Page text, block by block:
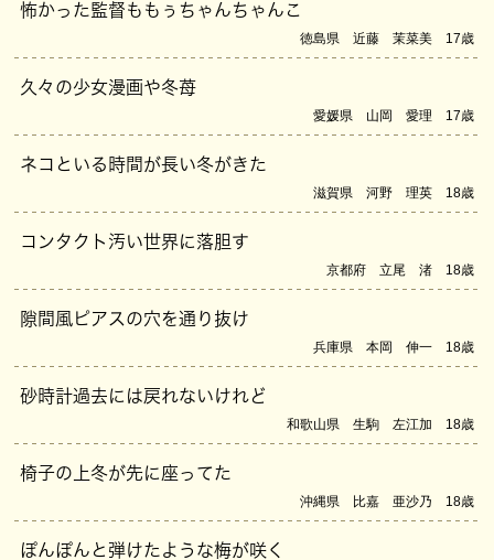
怖かった監督ももぅちゃんちゃんこ
徳島県 近藤 茉菜美 17歳
久々の少女漫画や冬苺
愛媛県 山岡 愛理 17歳
ネコといる時間が長い冬がきた
滋賀県 河野 理英 18歳
コンタクト汚い世界に落胆す
京都府 立尾 渚 18歳
隙間風ピアスの穴を通り抜け
兵庫県 本岡 伸一 18歳
砂時計過去には戻れないけれど
和歌山県 生駒 左江加 18歳
椅子の上冬が先に座ってた
沖縄県 比嘉 亜沙乃 18歳
ぽんぽんと弾けたような梅が咲く